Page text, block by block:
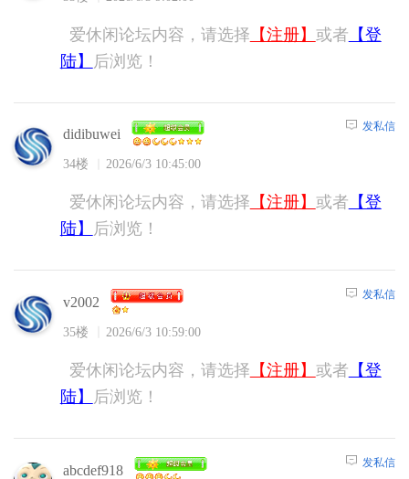
爱休闲论坛内容，请选择 【注册】 或者 【登
陆】
后浏览！
didibuwei
34楼 2026/6/3 10:45:00
发私信
爱休闲论坛内容，请选择 【注册】 或者 【登
陆】
后浏览！
v2002
35楼 2026/6/3 10:59:00
发私信
爱休闲论坛内容，请选择 【注册】 或者 【登
陆】
后浏览！
abcdef918 发私信